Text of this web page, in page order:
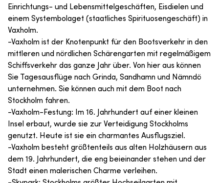
Einrichtungs- und Lebensmittelgeschäften, Eisdielen und
einem Systembolaget (staatliches Spirituosengeschäft) in
Vaxholm.
-Vaxholm ist der Knotenpunkt für den Bootsverkehr in den
mittleren und nördlichen Schärengarten mit regelmäßigem
Schiffsverkehr das ganze Jahr über. Von hier aus können
Sie Tagesausflüge nach Grinda, Sandhamn und Nämndö
unternehmen. Sie können auch mit dem Boot nach
Stockholm fahren.
-Vaxholm-Festung: Im 16. Jahrhundert auf einer kleinen
Insel erbaut, wurde sie zur Verteidigung Stockholms
genutzt. Heute ist sie ein charmantes Ausflugsziel.
-Vaxholm besteht größtenteils aus alten Holzhäusern aus
dem 19. Jahrhundert, die eng beieinander stehen und der
Stadt einen malerischen Charme verleihen.